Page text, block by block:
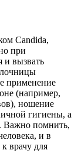
Candida,
при
и вызвать
применение
(например,
ношение
гигиены, а
Важно помнить,
и в
врачу для